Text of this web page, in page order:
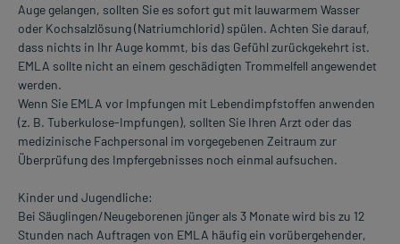
Auge gelangen, sollten Sie es sofort gut mit lauwarmem Wasser
oder Kochsalzlösung (Natriumchlorid) spülen. Achten Sie darauf,
dass nichts in Ihr Auge kommt, bis das Gefühl zurückgekehrt ist.
EMLA sollte nicht an einem geschädigten Trommelfell angewendet
werden.
Wenn Sie EMLA vor Impfungen mit Lebendimpfstoffen anwenden
(z. B. Tuberkulose-Impfungen), sollten Sie Ihren Arzt oder das
medizinische Fachpersonal im vorgegebenen Zeitraum zur
Überprüfung des Impfergebnisses noch einmal aufsuchen.
Kinder und Jugendliche:
Bei Säuglingen/Neugeborenen jünger als 3 Monate wird bis zu 12
Stunden nach Auftragen von EMLA häufig ein vorübergehender,